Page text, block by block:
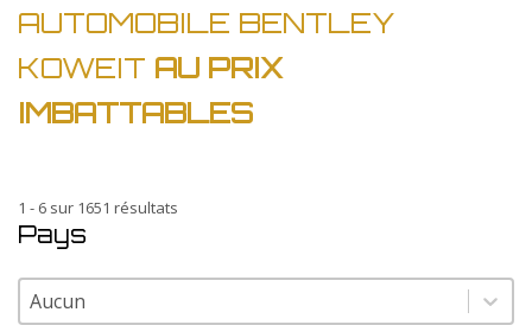
AUTOMOBILE BENTLEY
KOWEIT AU PRIX
IMBATTABLES
1 - 6 sur 1651 résultats
Pays
Pays
Pays